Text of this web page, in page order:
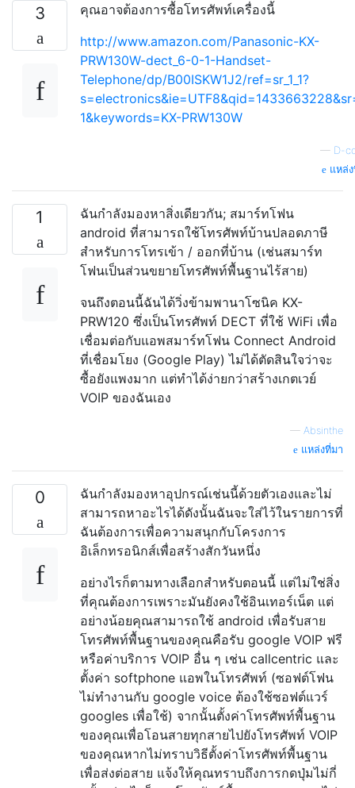
3
คุณอาจต้องการซื้อโทรศัพท์เครื่องนี้
http://www.amazon.com/Panasonic-KX-
PRW130W-dect_6-0-1-Handset-
Telephone/dp/B00ISKW1J2/ref=sr_1_1?
1&keywords=KX-PRW130W
— D-
แหล่
1
ฉันกำลังมองหาสิ่งเดียวกัน; สมาร์ทโฟน
android ที่สามารถใช้โทรศัพท์บ้านปลอดภาษี
สำหรับการโทรเข้า / ออกที่บ้าน (เช่นสมาร์ท
โฟนเป็นส่วนขยายโทรศัพท์พื้นฐานไร้สาย)
จนถึงตอนนี้ฉันได้วิ่งข้ามพานาโซนิค KX-
PRW120 ซึ่งเป็นโทรศัพท์ DECT ที่ใช้ WiFi เพื่อ
เชื่อมต่อกับแอพสมาร์ทโฟน Connect Android
ที่เชื่อมโยง (Google Play) ไม่ได้ตัดสินใจว่าจะ
ซื้อยังแพงมาก แต่ทำได้ง่ายกว่าสร้างเกตเวย์
VOIP ของฉันเอง
— Absinthe
แหล่งที่มา
0
ฉันกำลังมองหาอุปกรณ์เช่นนี้ด้วยตัวเองและไม่
สามารถหาอะไรได้ดังนั้นฉันจะใส่ไว้ในรายการที่
ฉันต้องการเพื่อความสนุกกับโครงการ
อิเล็กทรอนิกส์เพื่อสร้างสักวันหนึ่ง
อย่างไรก็ตามทางเลือกสำหรับตอนนี้ แต่ไม่ใช่สิ่ง
ที่คุณต้องการเพราะมันยังคงใช้อินเทอร์เน็ต แต่
อย่างน้อยคุณสามารถใช้ android เพื่อรับสาย
โทรศัพท์พื้นฐานของคุณคือรับ google VOIP ฟรี
หรือค่าบริการ VOIP อื่น ๆ เช่น callcentric และ
ตั้งค่า softphone แอพในโทรศัพท์ (ซอฟต์โฟน
ไม่ทำงานกับ google voice ต้องใช้ซอฟต์แวร์
googles เพื่อใช้) จากนั้นตั้งค่าโทรศัพท์พื้นฐาน
ของคุณเพื่อโอนสายทุกสายไปยังโทรศัพท์ VOIP
ของคุณหากไม่ทราบวิธีตั้งค่าโทรศัพท์พื้นฐาน
เพื่อส่งต่อสาย แจ้งให้คุณทราบถึงการกดปุ่มไม่กี่